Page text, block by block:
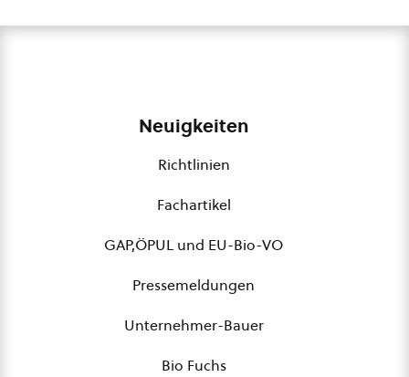
Neuigkeiten
Richtlinien
Fachartikel
GAP,ÖPUL und EU-Bio-VO
Pressemeldungen
Unternehmer-Bauer
Bio Fuchs